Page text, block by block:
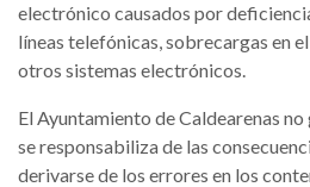
electrónico causados por
líneas telefónicas, sobrecargas en
otros sistemas electrónicos.
El Ayuntamiento de Caldearenas
se responsabiliza de las
derivarse de los errores en los